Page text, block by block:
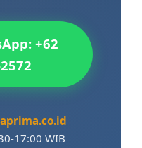
+62
17:00 WIB